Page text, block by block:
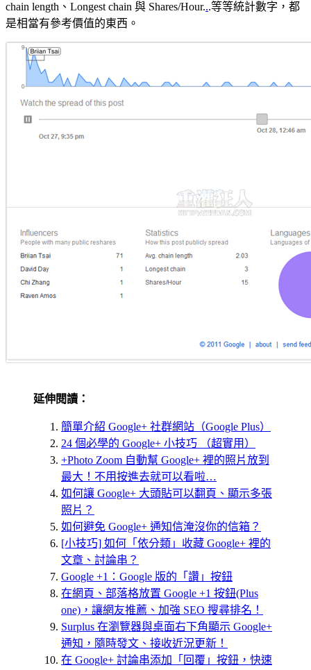
chain length、Longest chain 與 Shares/Hour...等等統計數字，都
是相當有參考價值的東西。
延伸閱讀：
簡單介紹 Google+ 社群網站（Google Plus）
24 個必學的 Google+ 小技巧 （超實用）
+Photo Zoom 自動幫 Google+ 裡的照片放到
最大！不用按進去就可以看啦…
如何讓 Google+ 大頭貼可以翻頁、顯示多張
照片？
如何避免 Google+ 通知信淹沒你的信箱？
[小技巧] 如何「依分類」收藏 Google+ 裡的
文章、討論串？
Google +1：Google 版的「讚」按鈕
在網頁、部落格放置 Google +1 按鈕(Plus
one)，讓網友推薦、加強 SEO 搜尋排名！
Surplus 在瀏覽器與桌面右下角顯示 Google+
通知，隨時發文、接收近況更新！
在 Google+ 討論串添加「回覆」按鈕，快速